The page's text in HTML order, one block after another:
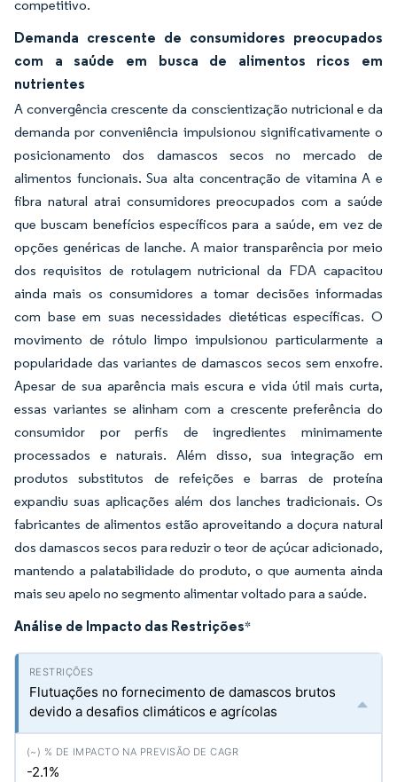
competitivo.
Demanda crescente de consumidores preocupados
com a saúde em busca de alimentos ricos em
nutrientes
A convergência crescente da conscientização nutricional e da
demanda por conveniência impulsionou significativamente o
posicionamento dos damascos secos no mercado de
alimentos funcionais. Sua alta concentração de vitamina A e
fibra natural atrai consumidores preocupados com a saúde
que buscam benefícios específicos para a saúde, em vez de
opções genéricas de lanche. A maior transparência por meio
dos requisitos de rotulagem nutricional da FDA capacitou
ainda mais os consumidores a tomar decisões informadas
com base em suas necessidades dietéticas específicas. O
movimento de rótulo limpo impulsionou particularmente a
popularidade das variantes de damascos secos sem enxofre.
Apesar de sua aparência mais escura e vida útil mais curta,
essas variantes se alinham com a crescente preferência do
consumidor por perfis de ingredientes minimamente
processados e naturais. Além disso, sua integração em
produtos substitutos de refeições e barras de proteína
expandiu suas aplicações além dos lanches tradicionais. Os
fabricantes de alimentos estão aproveitando a doçura natural
dos damascos secos para reduzir o teor de açúcar adicionado,
mantendo a palatabilidade do produto, o que aumenta ainda
mais seu apelo no segmento alimentar voltado para a saúde.
Análise de Impacto das Restrições*
Flutuações no fornecimento de damascos brutos
devido a desafios climáticos e agrícolas
-2.1%